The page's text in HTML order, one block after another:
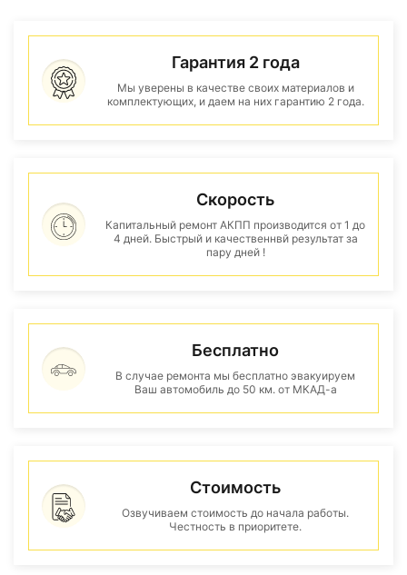
Гарантия 2 года
Мы уверены в качестве своих материалов и
комплектующих, и даем на них гарантию 2 года.
Скорость
Капитальный ремонт АКПП производится от 1 до
4 дней. Быстрый и качественнвй результат за
пару дней !
Бесплатно
В случае ремонта мы бесплатно эвакуируем
Ваш автомобиль до 50 км. от МКАД-а
Стоимость
Озвучиваем стоимость до начала работы.
Честность в приоритете.